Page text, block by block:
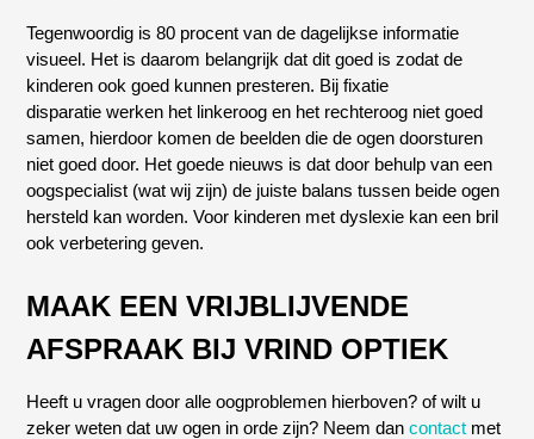
Tegenwoordig is 80 procent van de dagelijkse informatie
visueel. Het is daarom belangrijk dat dit goed is zodat de
kinderen ook goed kunnen presteren. Bij fixatie
disparatie werken het linkeroog en het rechteroog niet goed
samen, hierdoor komen de beelden die de ogen doorsturen
niet goed door. Het goede nieuws is dat door behulp van een
oogspecialist (wat wij zijn) de juiste balans tussen beide ogen
hersteld kan worden. Voor kinderen met dyslexie kan een bril
ook verbetering geven.
MAAK EEN VRIJBLIJVENDE
AFSPRAAK BIJ VRIND OPTIEK
Heeft u vragen door alle oogproblemen hierboven? of wilt u
zeker weten dat uw ogen in orde zijn? Neem dancontact met